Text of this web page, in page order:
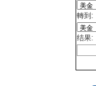
轉到:
结果: